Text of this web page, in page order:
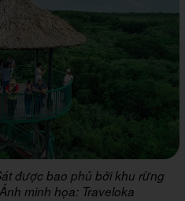
được bao phủ bởi khu rừng
minh họa: Traveloka